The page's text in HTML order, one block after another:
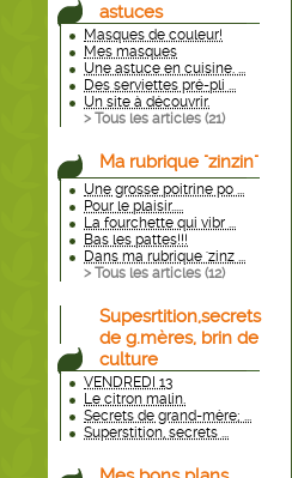
astuces
Masques de couleur!
Mes masques
Une astuce en cuisine. ...
Des serviettes pré-pli ...
Un site à découvrir.
> Tous les articles (21)
Ma rubrique "zinzin"
Une grosse poitrine po ...
Pour le plaisir.....
La fourchette qui vibr ...
Bas les pattes!!!
Dans ma rubrique 'zinz ...
> Tous les articles (12)
Supesrtition,secrets
de g.mères, brin de
culture
VENDREDI 13
Le citron malin.
Secrets de grand-mère; ...
Superstition, secrets ...